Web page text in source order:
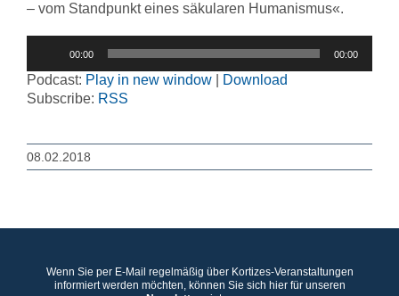
– vom Standpunkt eines säkularen Humanismus«.
00:00 00:00
Podcast: Play in new window
Download
Subscribe: RSS
08.02.2018
Wenn Sie per E-Mail regelmäßig über Kortizes-Veranstaltungen
informiert werden möchten, können Sie sich hier für unseren